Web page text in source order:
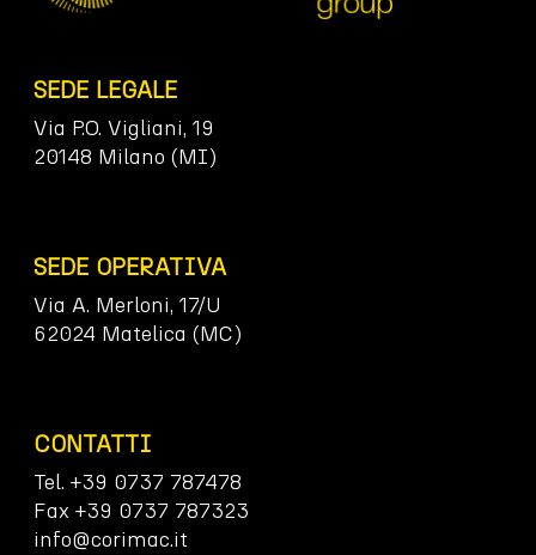
SEDE LEGALE
Via P.O. Vigliani, 19
20148 Milano (MI)
SEDE OPERATIVA
Via A. Merloni, 17/U
62024 Matelica (MC)
CONTATTI
Tel. +39 0737 787478
Fax +39 0737 787323
info@corimac.it